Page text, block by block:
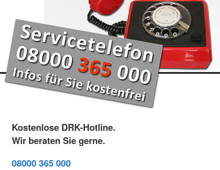
Kostenlose DRK-Hotline.
Wir beraten Sie gerne.
08000 365 000